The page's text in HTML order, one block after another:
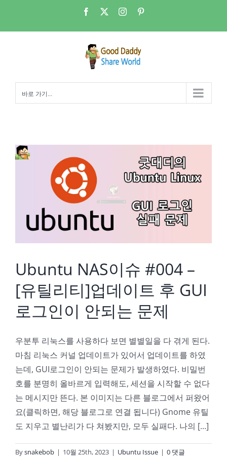
츠
Facebook Instagram
바로 가기...
Ubuntu NAS이슈 #004 –
[유틸리티]업데이트 후 GUI
로그인이 안되는 문제
우분투 리눅스를 사용하다 보면 별별일을 다 겪게 된다.
마침 리눅스 커널 업데이트가 있어서 업데이트를 하였
는데, GUI로그인이 안되는 문제가 발생하였다. 비밀번
호를 분명히 올바르게 입력해도, 세션을 시작할 수 없다
는 메시지만 뜬다. 본 이미지는 다른 블로그에서 퍼왔어
요(클릭하면, 해당 블로그로 연결 됩니다) Gnome 유틸
도 지우고 별난리가 다 쳐봤지만, 모두 실패다. 나의 [...]
Bysnakebob | 10월 25th, 2023 | Ubuntu Issue | 0 댓글